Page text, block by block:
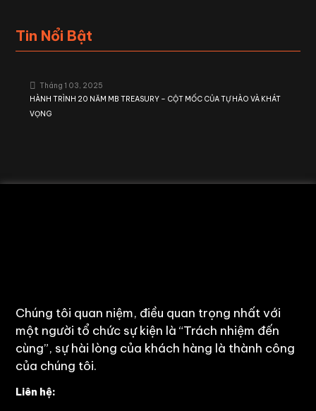
Tin Nổi Bật
Tháng 1 03, 2025
HÀNH TRÌNH 20 NĂM MB TREASURY – CỘT MỐC CỦA TỰ HÀO VÀ KHÁT
VỌNG
Chúng tôi quan niệm, điều quan trọng nhất với
một người tổ chức sự kiện là “Trách nhiệm đến
cùng”, sự hài lòng của khách hàng là thành công
của chúng tôi.
Liên hệ: